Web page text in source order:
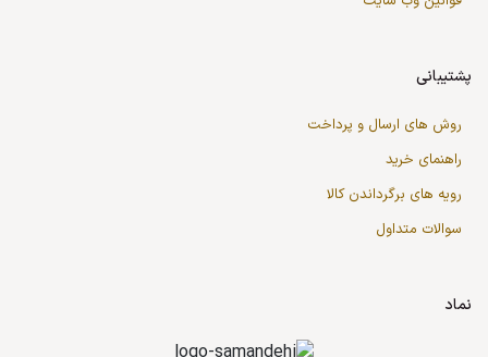
پشتیبانی
روش های ارسال و پرداخت
راهنمای خرید
رویه های برگرداندن کالا
سوالات متداول
نماد